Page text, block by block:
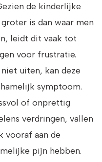
de kinderlijke
is dan waar men
leidt dit vaak tot
voor frustratie.
uiten, kan deze
symptoom.
of onprettig
verdringen, vallen
vooraf aan de
pijn hebben.